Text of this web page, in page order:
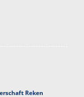
Reken